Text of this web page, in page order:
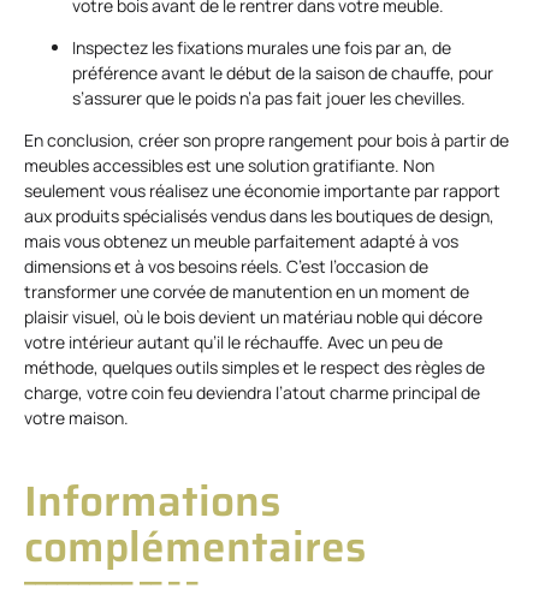
votre bois avant de le rentrer dans votre meuble.
Inspectez les fixations murales une fois par an, de
préférence avant le début de la saison de chauffe, pour
s’assurer que le poids n’a pas fait jouer les chevilles.
En conclusion, créer son propre rangement pour bois à partir de
meubles accessibles est une solution gratifiante. Non
seulement vous réalisez une économie importante par rapport
aux produits spécialisés vendus dans les boutiques de design,
mais vous obtenez un meuble parfaitement adapté à vos
dimensions et à vos besoins réels. C’est l’occasion de
transformer une corvée de manutention en un moment de
plaisir visuel, où le bois devient un matériau noble qui décore
votre intérieur autant qu’il le réchauffe. Avec un peu de
méthode, quelques outils simples et le respect des règles de
charge, votre coin feu deviendra l’atout charme principal de
votre maison.
Informations
complémentaires